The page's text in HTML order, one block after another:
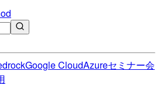
Google CloudAzureセミナー会